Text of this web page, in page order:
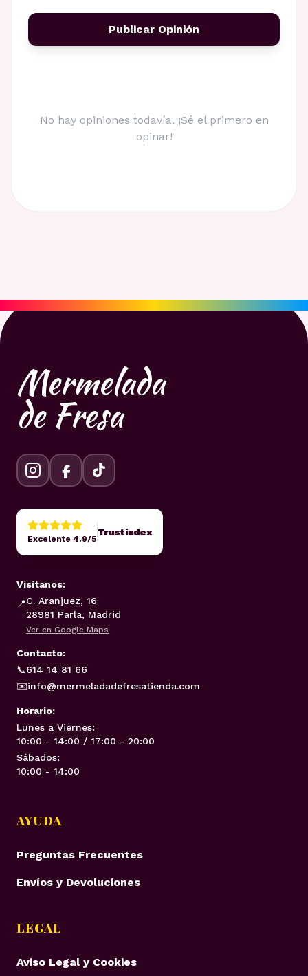
Publicar Opinión
No hay opiniones todavía. ¡Sé el primero en
opinar!
Mermelada
de Fresa
Excelente 4.9/5
Trustindex
Visítanos:
📍C. Aranjuez, 16
28981 Parla, Madrid
Ver en Google Maps
Contacto:
📞614 14 81 66
✉️info@mermeladadefresatienda.com
Horario:
Lunes a Viernes:
10:00 - 14:00 / 17:00 - 20:00
Sábados:
10:00 - 14:00
AYUDA
Preguntas Frecuentes
Envíos y Devoluciones
LEGAL
Aviso Legal y Cookies